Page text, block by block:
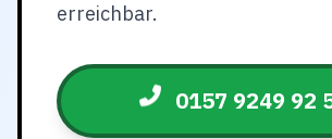
erreichbar.
0157 9249 92